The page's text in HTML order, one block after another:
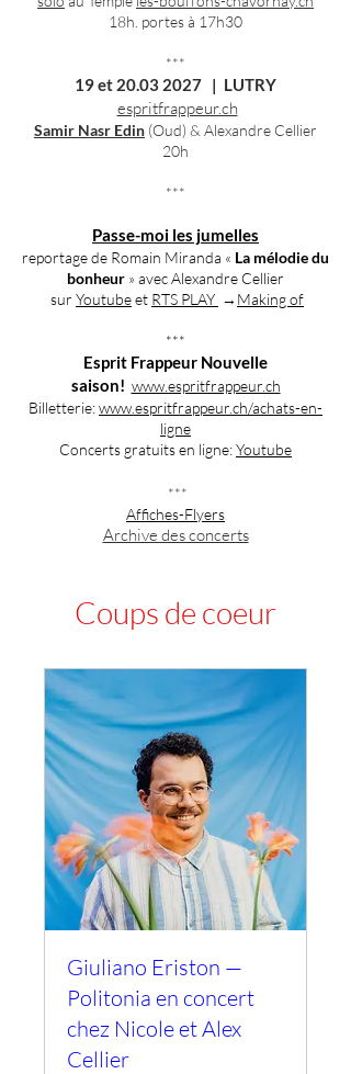
18h. portes à 17h30
***
19 et 20.03 2027 | LUTRY
espritfrappeur.ch
Samir Nasr Edin (Oud) & Alexandre Cellier
20h
***
Passe-moi les jumelles
reportage de Romain Miranda « La mélodie du
bonheur » avec Alexandre Cellier
sur Youtubeet RTS PLAY → Making of
***
Esprit Frappeur Nouvelle
saison! www.espritfrappeur.ch
Billetterie:www.espritfrappeur.ch/achats-en-
ligne
Concerts gratuits en ligne:Youtube
***
Affiches-Flyers
Archive des concerts
Coups de coeur
Giuliano Eriston —
Politonia en concert
chez Nicole et Alex
Cellier